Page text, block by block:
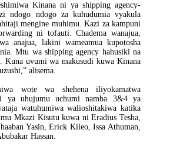
Kinana ni ya shipping agency-
ndogo ndogo za kuhudumia vyakula
mengine muhimu. Kazi za kampuni
ni tofauti. Chadema wanajua,
anajua, lakini wameamua kupotosha
Mtu wa shipping agency hahusiki na
Kuna uvumi wa makusudi kuwa Kinana
alisema.
wote wa shehena iliyokamatwa
ya uhujumu uchumi namba 3&4 ya
watuhumiwa walioshitakiwa katika
Mkazi Kisutu kuwa ni Eradius Tesha,
Yasin, Erick Kileo, Issa Athuman,
Hassan.